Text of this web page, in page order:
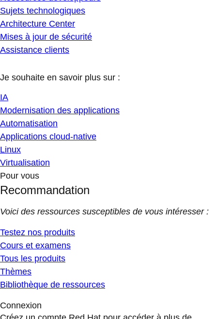
Sujets technologiques
Architecture Center
Mises à jour de sécurité
Assistance clients
Je souhaite en savoir plus sur :
IA
Modernisation des applications
Automatisation
Applications cloud-native
Linux
Virtualisation
Pour vous
Recommandation
Voici des ressources susceptibles de vous intéresser :
Testez nos produits
Cours et examens
Tous les produits
Thèmes
Bibliothèque de ressources
Connexion